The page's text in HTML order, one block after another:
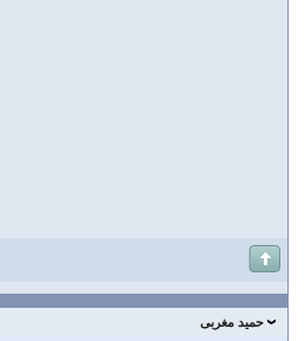
حمید مغربی